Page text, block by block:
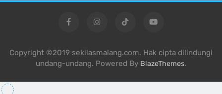
Copyright ©2019 sekilasmalang.com. Hak cipta dilindungi
undang-undang. Powered By BlazeThemes.